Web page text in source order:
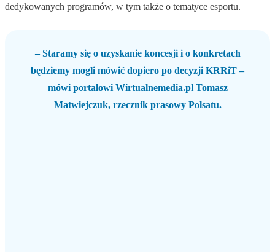
dedykowanych programów, w tym także o tematyce esportu.
– Staramy się o uzyskanie koncesji i o konkretach
będziemy mogli mówić dopiero po decyzji KRRiT –
mówi portalowi Wirtualnemedia.pl Tomasz
Matwiejczuk, rzecznik prasowy Polsatu.